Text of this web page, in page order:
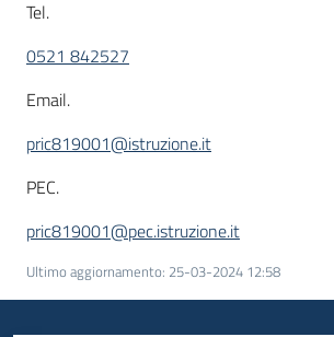
Tel.
0521 842527
Email.
pric819001@istruzione.it
PEC.
pric819001@pec.istruzione.it
Ultimo aggiornamento: 25-03-2024 12:58